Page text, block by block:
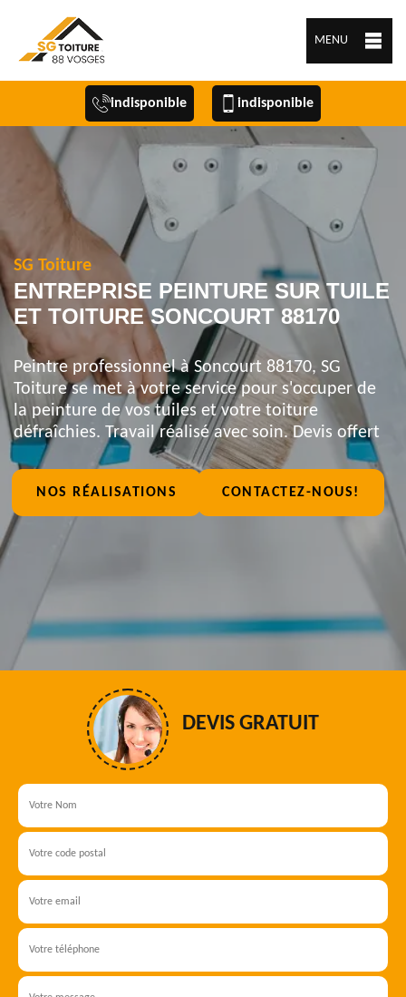
MENU
indisponible indisponible
SG Toiture
ENTREPRISE PEINTURE SUR TUILE
ET TOITURE SONCOURT 88170
Peintre professionnel à Soncourt 88170, SG
Toiture se met à votre service pour s'occuper de
la peinture de vos tuiles et votre toiture
défraîchies. Travail réalisé avec soin. Devis offert
NOS RÉALISATIONS CONTACTEZ-NOUS!
DEVIS GRATUIT